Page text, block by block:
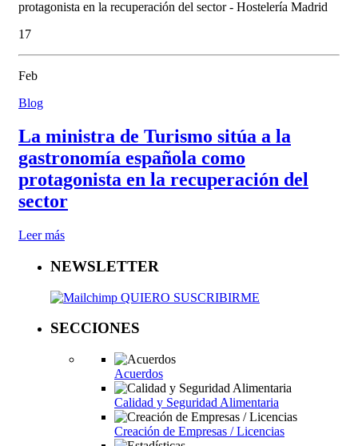
17
Feb
Blog
La ministra de Turismo sitúa a la
gastronomía española como
protagonista en la recuperación del
sector
Leer más
NEWSLETTER
QUIERO SUSCRIBIRME
SECCIONES
Acuerdos
Calidad y Seguridad Alimentaria
Creación de Empresas / Licencias